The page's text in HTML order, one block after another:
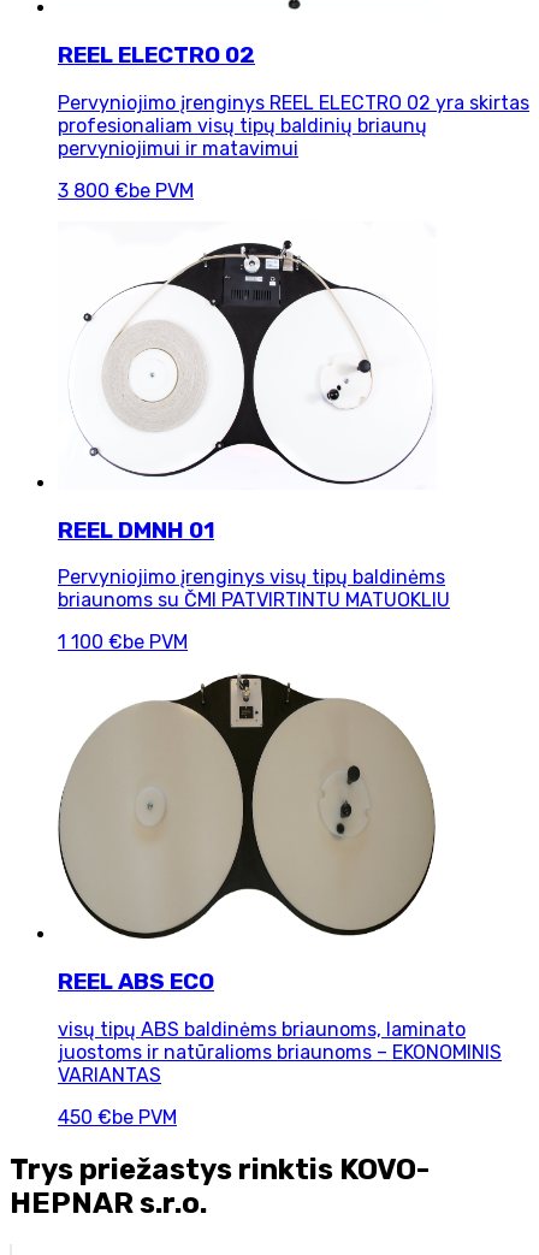
REEL ELECTRO 02
Pervyniojimo įrenginys REEL ELECTRO 02 yra skirtas
profesionaliam visų tipų baldinių briaunų
pervyniojimui ir matavimui
3 800 €be PVM
REEL DMNH 01
Pervyniojimo įrenginys visų tipų baldinėms
briaunoms su ČMI PATVIRTINTU MATUOKLIU
1 100 €be PVM
REEL ABS ECO
visų tipų ABS baldinėms briaunoms, laminato
juostoms ir natūralioms briaunoms – EKONOMINIS
VARIANTAS
450 €be PVM
Trys priežastys rinktis KOVO-
HEPNAR s.r.o.